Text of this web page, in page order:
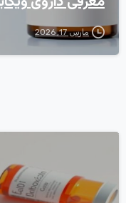
مارس 17, 2026